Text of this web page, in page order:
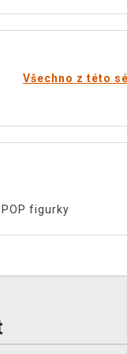
Všechno z této
POP figurky